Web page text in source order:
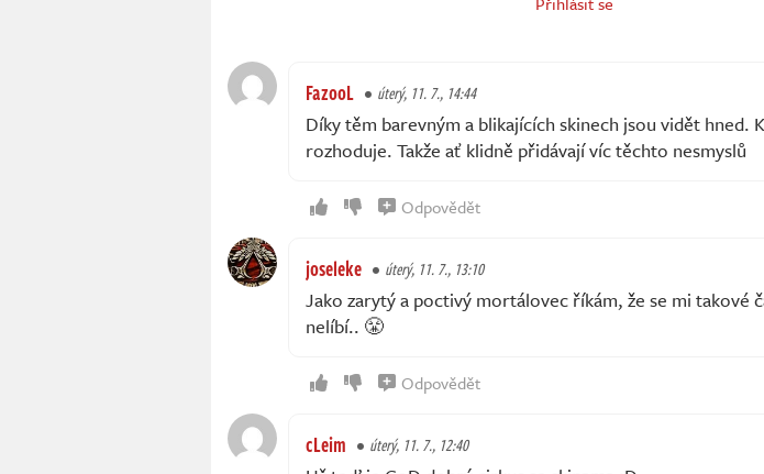
FazooL úterý, 11. 7., 14:44
Díky těm barevným a blikajících skinech jsou vidět hned.
rozhoduje. Takže ať klidně přidávají víc těchto nesmyslů
Odpovědět
joseleke úterý, 11. 7., 13:10
Jako zarytý a poctivý mortálovec říkám, že se mi takové
nelíbí.. 😤
Odpovědět
cLeim úterý, 11. 7., 12:40